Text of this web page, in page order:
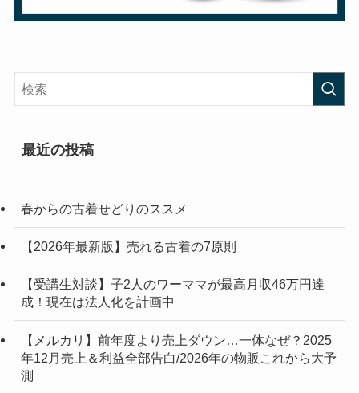
最近の投稿
春からの古着せどりのススメ
【2026年最新版】売れる古着の7原則
【受講生対談】子2人のワーママが最高月収46万円達
成！現在は法人化を計画中
【メルカリ】前年度より売上ダウン…一体なぜ？2025
年12月売上＆利益全部告白/2026年の物販これから大予
測